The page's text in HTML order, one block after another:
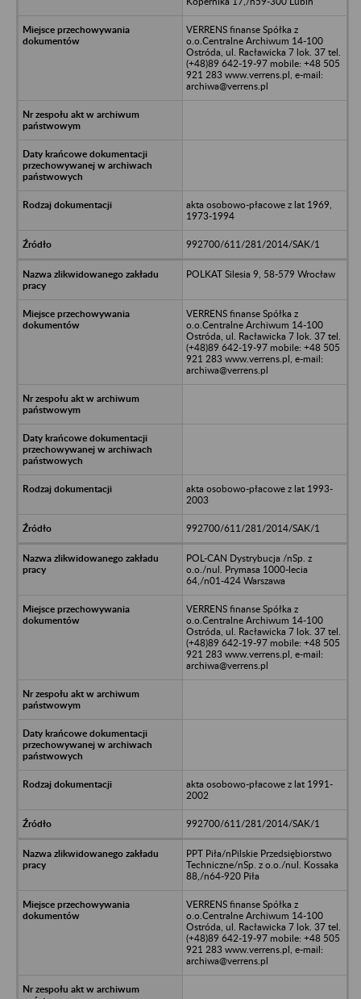
VERRENS finanse Spółka z
o.o.Centralne Archiwum 14-100
Ostróda, ul. Racławicka 7 lok. 37 tel.
(+48)89 642-19-97 mobile: +48 505
921 283 www.verrens.pl, e-mail:
archiwa@verrens.pl
akta osobowo-płacowe z lat 1969,
1973-1994
992700/611/281/2014/SAK/1
POLKAT Silesia 9, 58-579 Wrocław
VERRENS finanse Spółka z
o.o.Centralne Archiwum 14-100
Ostróda, ul. Racławicka 7 lok. 37 tel.
(+48)89 642-19-97 mobile: +48 505
921 283 www.verrens.pl, e-mail:
archiwa@verrens.pl
akta osobowo-płacowe z lat 1993-
2003
992700/611/281/2014/SAK/1
POL-CAN Dystrybucja /nSp. z
o.o./nul. Prymasa 1000-lecia
64,/n01-424 Warszawa
VERRENS finanse Spółka z
o.o.Centralne Archiwum 14-100
Ostróda, ul. Racławicka 7 lok. 37 tel.
(+48)89 642-19-97 mobile: +48 505
921 283 www.verrens.pl, e-mail:
archiwa@verrens.pl
akta osobowo-płacowe z lat 1991-
2002
992700/611/281/2014/SAK/1
PPT Piła/nPilskie Przedsiębiorstwo
Techniczne/nSp. z o.o./nul. Kossaka
88,/n64-920 Piła
VERRENS finanse Spółka z
o.o.Centralne Archiwum 14-100
Ostróda, ul. Racławicka 7 lok. 37 tel.
(+48)89 642-19-97 mobile: +48 505
921 283 www.verrens.pl, e-mail:
archiwa@verrens.pl